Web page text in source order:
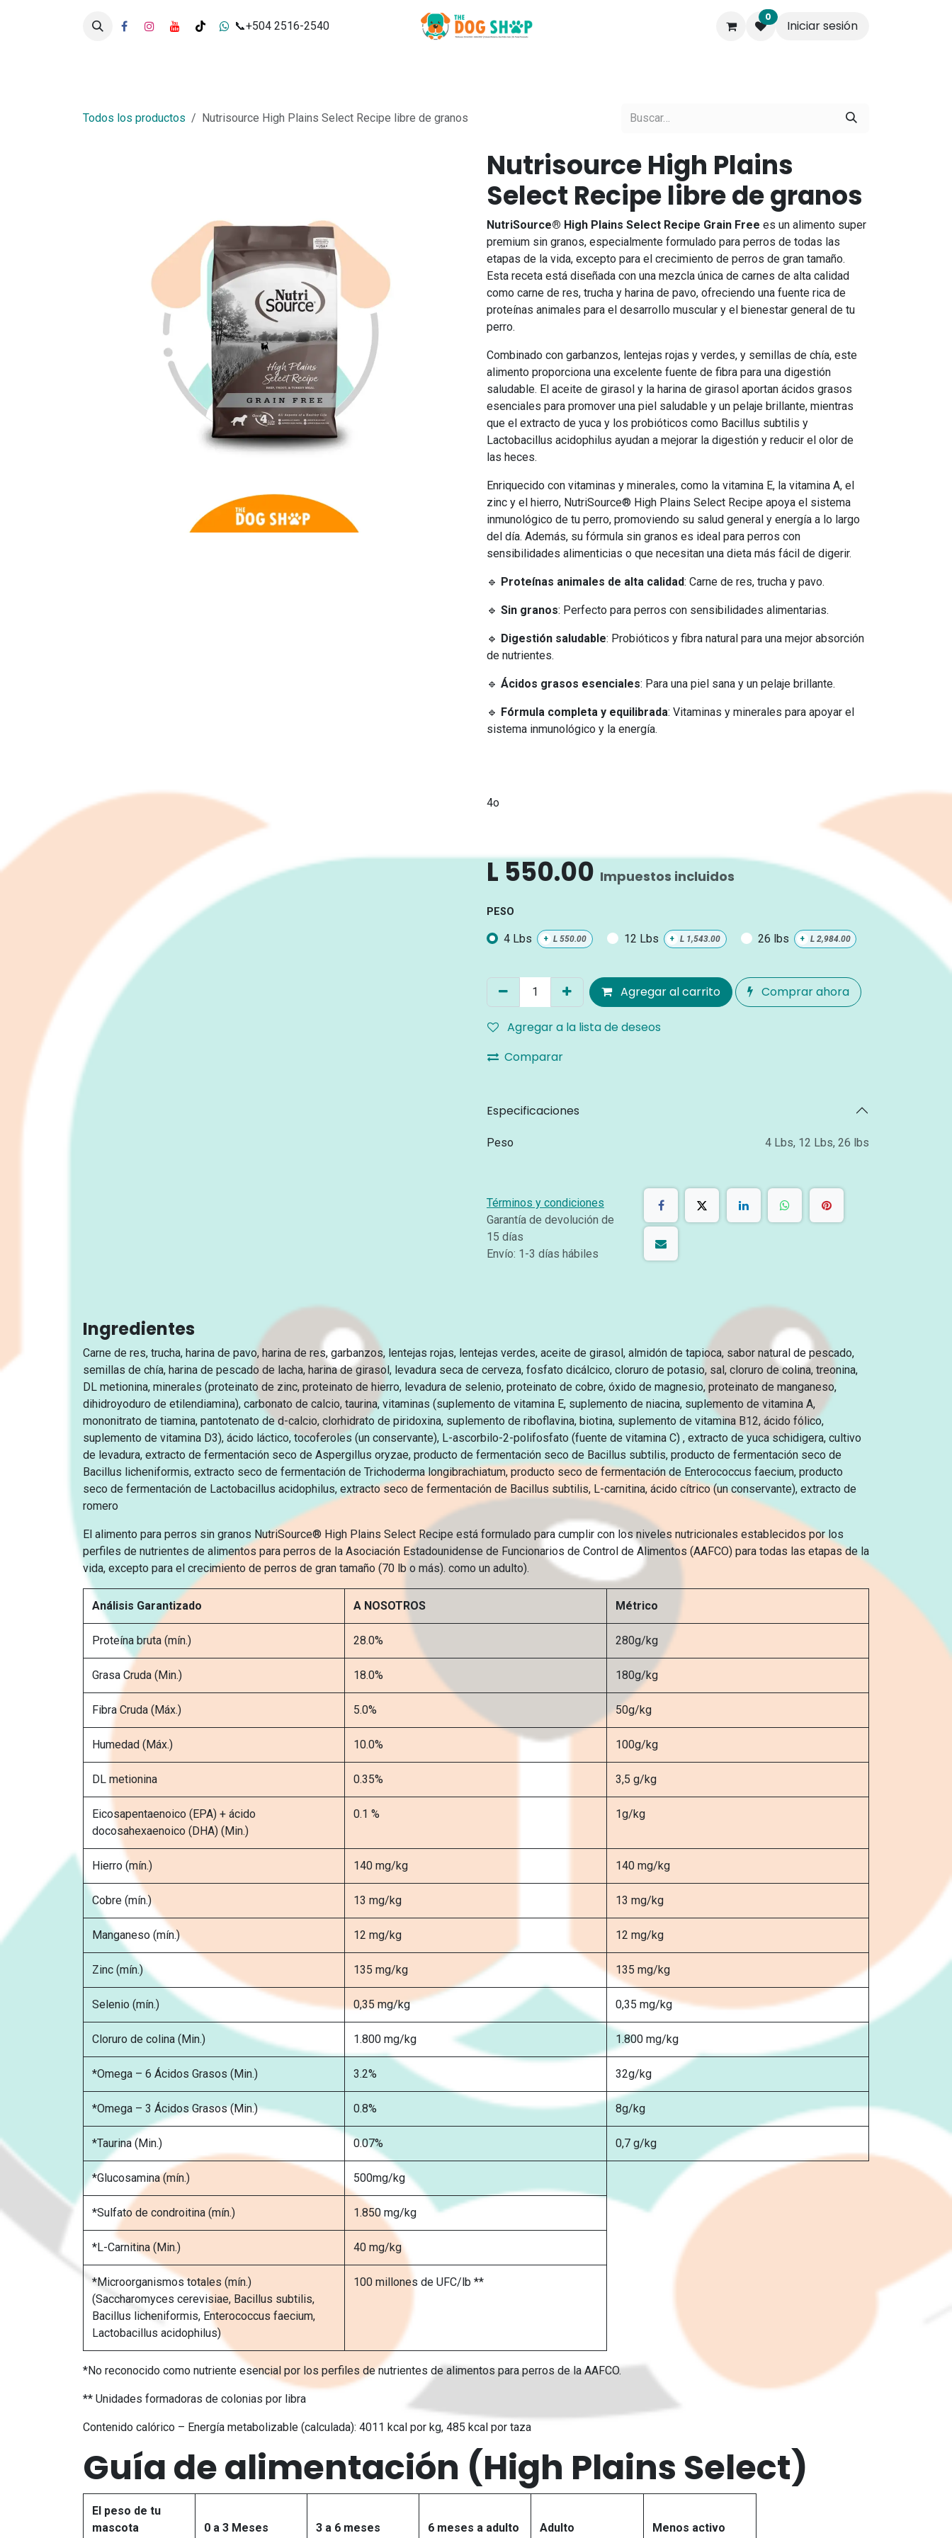
📞+504 2516-2540
0
Iniciar sesión
Todos los productos Nutrisource High Plains Select Recipe libre de granos
Nutrisource High Plains
Select Recipe libre de granos
NutriSource® High Plains Select Recipe Grain Free es un alimento super
premium sin granos, especialmente formulado para perros de todas las
etapas de la vida, excepto para el crecimiento de perros de gran tamaño.
Esta receta está diseñada con una mezcla única de carnes de alta calidad
como carne de res, trucha y harina de pavo, ofreciendo una fuente rica de
proteínas animales para el desarrollo muscular y el bienestar general de tu
perro.
Combinado con garbanzos, lentejas rojas y verdes, y semillas de chía, este
alimento proporciona una excelente fuente de fibra para una digestión
saludable. El aceite de girasol y la harina de girasol aportan ácidos grasos
esenciales para promover una piel saludable y un pelaje brillante, mientras
que el extracto de yuca y los probióticos como Bacillus subtilis y
Lactobacillus acidophilus ayudan a mejorar la digestión y reducir el olor de
las heces.
Enriquecido con vitaminas y minerales, como la vitamina E, la vitamina A, el
zinc y el hierro, NutriSource® High Plains Select Recipe apoya el sistema
inmunológico de tu perro, promoviendo su salud general y energía a lo largo
del día. Además, su fórmula sin granos es ideal para perros con
sensibilidades alimenticias o que necesitan una dieta más fácil de digerir.
🔹 Proteínas animales de alta calidad: Carne de res, trucha y pavo.
🔹 Sin granos: Perfecto para perros con sensibilidades alimentarias.
🔹 Digestión saludable: Probióticos y fibra natural para una mejor absorción
de nutrientes.
🔹 Ácidos grasos esenciales: Para una piel sana y un pelaje brillante.
🔹 Fórmula completa y equilibrada: Vitaminas y minerales para apoyar el
sistema inmunológico y la energía.
4o
L 550.00 Impuestos incluidos
PESO
4 Lbs + L 550.00 12 Lbs + L 1,543.00 26 lbs + L 2,984.00
Agregar al carrito Comprar ahora
Agregar a la lista de deseos
Comparar
Especificaciones
Peso 4 Lbs, 12 Lbs, 26 lbs
Términos y condiciones
Garantía de devolución de
15 días
Envío: 1-3 días hábiles
Ingredientes
Carne de res, trucha, harina de pavo, harina de res, garbanzos, lentejas rojas, lentejas verdes, aceite de girasol, almidón de tapioca, sabor natural de pescado,
semillas de chía, harina de pescado de lacha, harina de girasol, levadura seca de cerveza, fosfato dicálcico, cloruro de potasio, sal, cloruro de colina, treonina,
DL metionina, minerales (proteinato de zinc, proteinato de hierro, levadura de selenio, proteinato de cobre, óxido de magnesio, proteinato de manganeso,
dihidroyoduro de etilendiamina), carbonato de calcio, taurina, vitaminas (suplemento de vitamina E, suplemento de niacina, suplemento de vitamina A,
mononitrato de tiamina, pantotenato de d-calcio, clorhidrato de piridoxina, suplemento de riboflavina, biotina, suplemento de vitamina B12, ácido fólico,
suplemento de vitamina D3), ácido láctico, tocoferoles (un conservante), L-ascorbilo-2-polifosfato (fuente de vitamina C) , extracto de yuca schidigera, cultivo
de levadura, extracto de fermentación seco de Aspergillus oryzae, producto de fermentación seco de Bacillus subtilis, producto de fermentación seco de
Bacillus licheniformis, extracto seco de fermentación de Trichoderma longibrachiatum, producto seco de fermentación de Enterococcus faecium, producto
seco de fermentación de Lactobacillus acidophilus, extracto seco de fermentación de Bacillus subtilis, L-carnitina, ácido cítrico (un conservante), extracto de
romero
El alimento para perros sin granos NutriSource® High Plains Select Recipe está formulado para cumplir con los niveles nutricionales establecidos por los
perfiles de nutrientes de alimentos para perros de la Asociación Estadounidense de Funcionarios de Control de Alimentos (AAFCO) para todas las etapas de la
vida, excepto para el crecimiento de perros de gran tamaño (70 lb o más). como un adulto).
Análisis Garantizado A NOSOTROS Métrico
Proteína bruta (mín.) 28.0% 280g/kg
Grasa Cruda (Min.) 18.0% 180g/kg
Fibra Cruda (Máx.) 5.0% 50g/kg
Humedad (Máx.) 10.0% 100g/kg
DL metionina 0.35% 3,5 g/kg
Eicosapentaenoico (EPA) + ácido
docosahexaenoico (DHA) (Min.)
0.1 % 1g/kg
Hierro (mín.) 140 mg/kg 140 mg/kg
Cobre (mín.) 13 mg/kg 13 mg/kg
Manganeso (mín.) 12 mg/kg 12 mg/kg
Zinc (mín.) 135 mg/kg 135 mg/kg
Selenio (mín.) 0,35 mg/kg 0,35 mg/kg
Cloruro de colina (Min.) 1.800 mg/kg 1.800 mg/kg
*Omega – 6 Ácidos Grasos (Min.) 3.2% 32g/kg
*Omega – 3 Ácidos Grasos (Min.) 0.8% 8g/kg
*Taurina (Min.) 0.07% 0,7 g/kg
*Glucosamina (mín.) 500mg/kg
*Sulfato de condroitina (mín.) 1.850 mg/kg
*L-Carnitina (Min.) 40 mg/kg
*Microorganismos totales (mín.)
(Saccharomyces cerevisiae, Bacillus subtilis,
Bacillus licheniformis, Enterococcus faecium,
Lactobacillus acidophilus)
100 millones de UFC/lb **
*No reconocido como nutriente esencial por los perfiles de nutrientes de alimentos para perros de la AAFCO.
** Unidades formadoras de colonias por libra
Contenido calórico – Energía metabolizable (calculada): 4011 kcal por kg, 485 kcal por taza
Guía de alimentación (High Plains Select)
El peso de tu
mascota
0 a 3 Meses 3 a 6 meses 6 meses a adulto Adulto Menos activo